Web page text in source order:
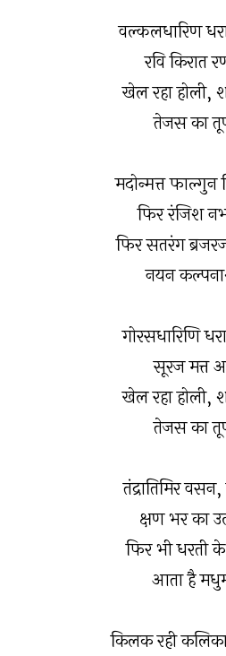
वल्कलधारिण
रवि किरात
खेल रहा होली,
तेजस का
मदोन्मत्त
फिर रंजिश
फिर सतरंग
नयन
गोरसधारिणि
सूरज मत्त
खेल रहा होली,
तेजस का
तंद्रातिमिर
क्षण भर का
फिर भी धरती
आता है
किलक रही